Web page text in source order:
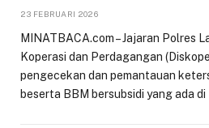
23 FEBRUARI 2026
MINATBACA.com – Jajaran Polres
Koperasi dan Perdagangan
pengecekan dan pemantauan
beserta BBM bersubsidi yang ada